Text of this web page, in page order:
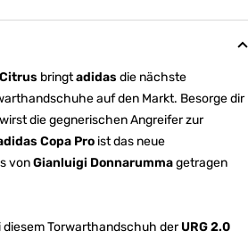
bringtadidas die nächste
auf den Markt. Besorge dir
die gegnerischen Angreifer zur
Copa Pro ist das neue
vonGianluigi Donnarummagetragen
Torwarthandschuh derURG 2.0